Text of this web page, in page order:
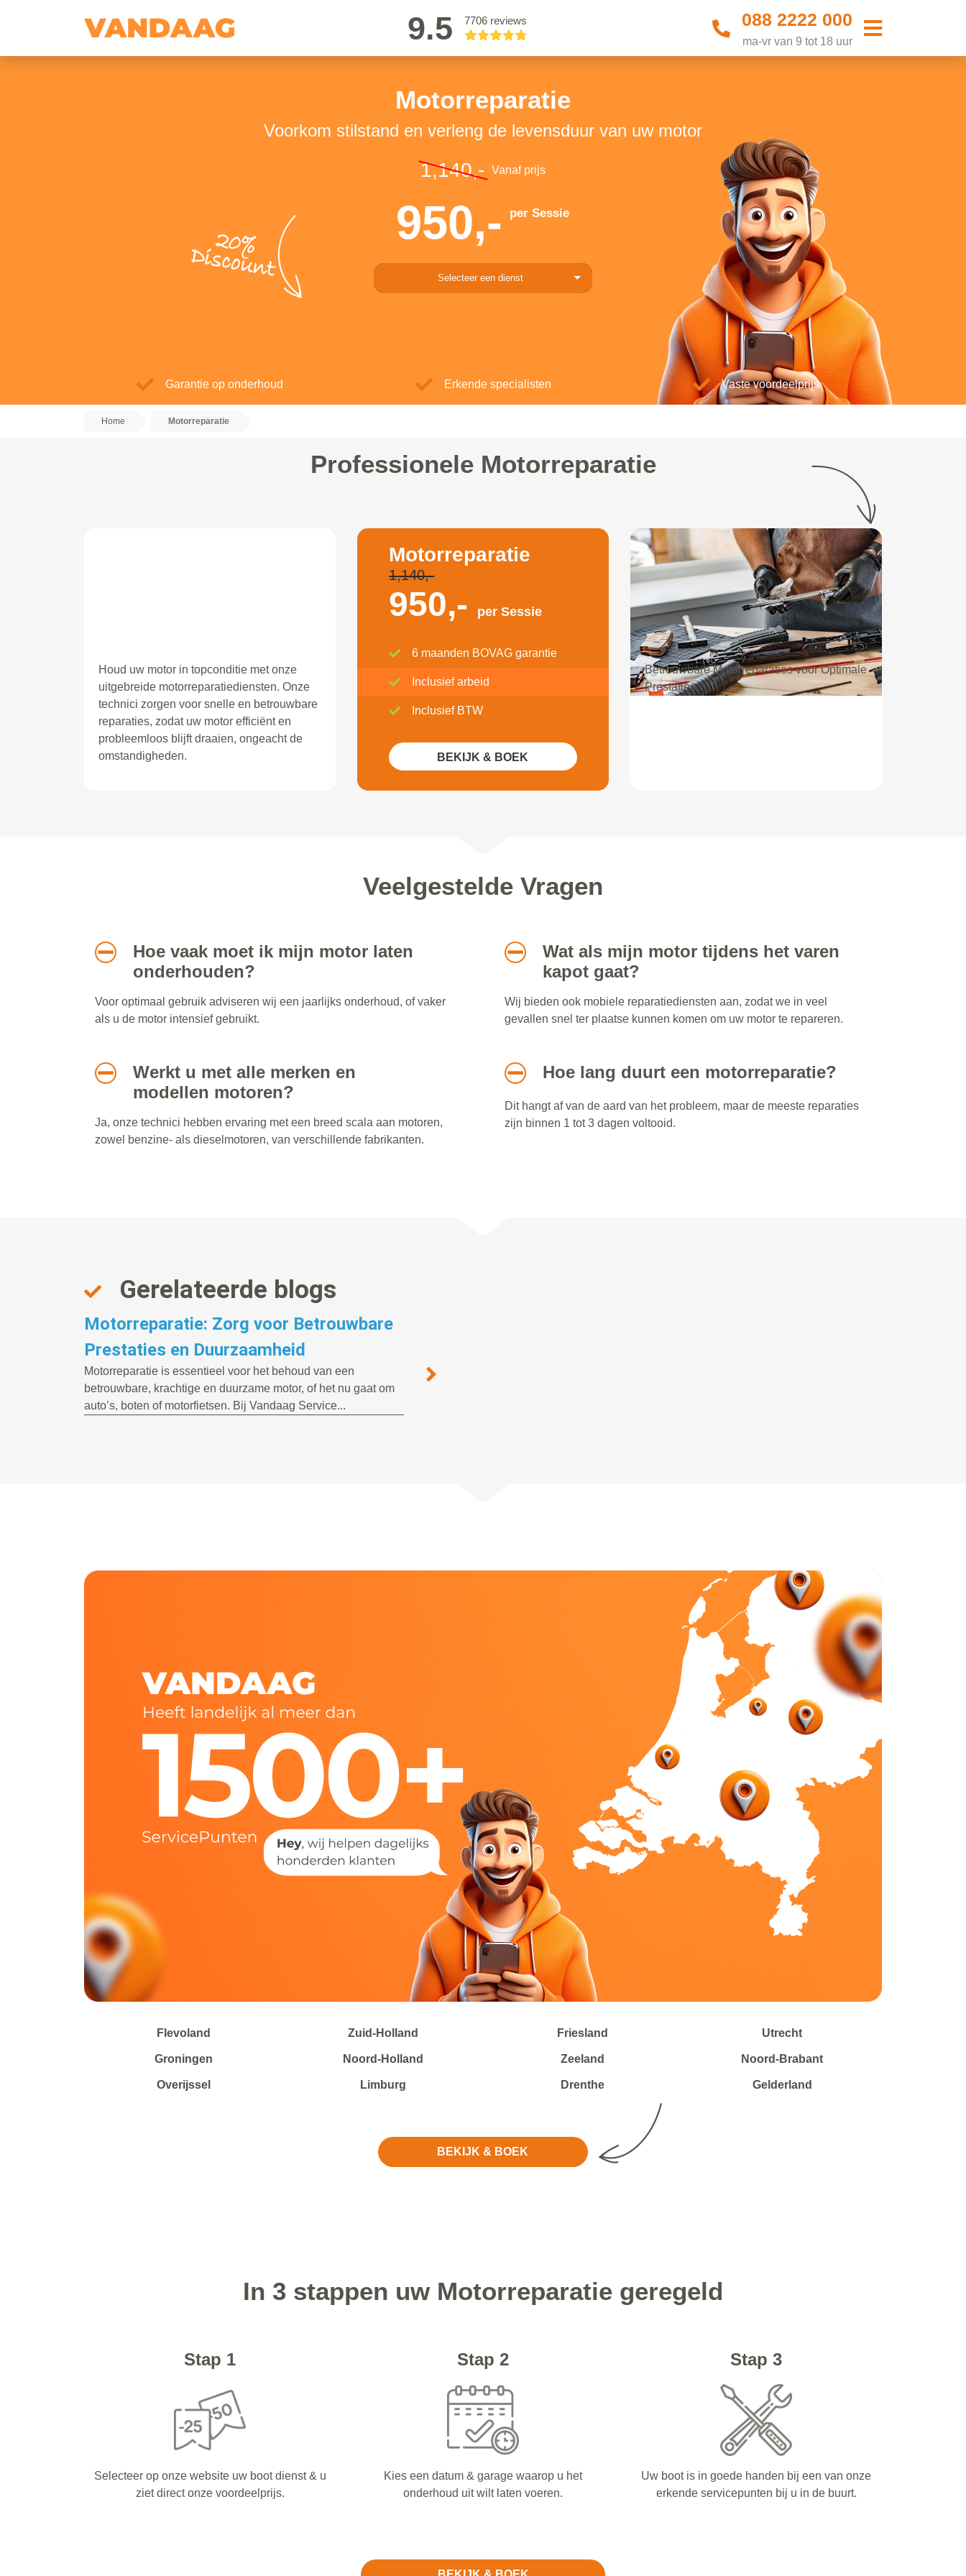
9.5 7706 reviews 088 2222 000
ma-vr van 9 tot 18 uur
Motorreparatie
Voorkom stilstand en verleng de levensduur van uw motor
20%
Discount
1,140,- Vanaf prijs
950,- per Sessie
Selecteer een dienst
Garantie op onderhoud Erkende specialisten Vaste voordeelprijs
Home Motorreparatie
Professionele Motorreparatie
Houd uw motor in topconditie met onze
uitgebreide motorreparatiediensten. Onze
technici zorgen voor snelle en betrouwbare
reparaties, zodat uw motor efficiënt en
probleemloos blijft draaien, ongeacht de
omstandigheden.
Motorreparatie
1,140,-
950,- per Sessie
6 maanden BOVAG garantie
Inclusief arbeid
Inclusief BTW
BEKIJK & BOEK
Betrouwbare Motorreparaties voor Optimale
Prestaties
Veelgestelde Vragen
Hoe vaak moet ik mijn motor laten
onderhouden?
Voor optimaal gebruik adviseren wij een jaarlijks onderhoud, of vaker
als u de motor intensief gebruikt.
Werkt u met alle merken en
modellen motoren?
Ja, onze technici hebben ervaring met een breed scala aan motoren,
zowel benzine- als dieselmotoren, van verschillende fabrikanten.
Wat als mijn motor tijdens het varen
kapot gaat?
Wij bieden ook mobiele reparatiediensten aan, zodat we in veel
gevallen snel ter plaatse kunnen komen om uw motor te repareren.
Hoe lang duurt een motorreparatie?
Dit hangt af van de aard van het probleem, maar de meeste reparaties
zijn binnen 1 tot 3 dagen voltooid.
Gerelateerde blogs
Motorreparatie: Zorg voor Betrouwbare
Prestaties en Duurzaamheid
Motorreparatie is essentieel voor het behoud van een
betrouwbare, krachtige en duurzame motor, of het nu gaat om
auto’s, boten of motorfietsen. Bij Vandaag Service...
Flevoland Zuid-Holland Friesland Utrecht
Groningen Noord-Holland Zeeland Noord-Brabant
Overijssel Limburg Drenthe Gelderland
BEKIJK & BOEK
In 3 stappen uw Motorreparatie geregeld
Stap 1
Selecteer op onze website uw boot dienst & u
ziet direct onze voordeelprijs.
Stap 2
Kies een datum & garage waarop u het
onderhoud uit wilt laten voeren.
Stap 3
Uw boot is in goede handen bij een van onze
erkende servicepunten bij u in de buurt.